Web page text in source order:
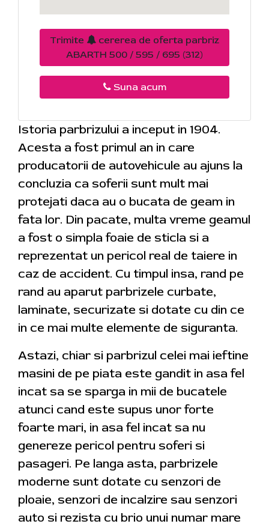
Trimite
cererea de oferta parbriz
ABARTH 500 / 595 / 695 (312)
Suna acum
Istoria parbrizului a inceput in 1904.
Acesta a fost primul an in care
producatorii de autovehicule au ajuns la
concluzia ca soferii sunt mult mai
protejati daca au o bucata de geam in
fata lor. Din pacate, multa vreme geamul
a fost o simpla foaie de sticla si a
reprezentat un pericol real de taiere in
caz de accident. Cu timpul insa, rand pe
rand au aparut parbrizele curbate,
laminate, securizate si dotate cu din ce
in ce mai multe elemente de siguranta.
Astazi, chiar si parbrizul celei mai ieftine
masini de pe piata este gandit in asa fel
incat sa se sparga in mii de bucatele
atunci cand este supus unor forte
foarte mari, in asa fel incat sa nu
genereze pericol pentru soferi si
pasageri. Pe langa asta, parbrizele
moderne sunt dotate cu senzori de
ploaie, senzori de incalzire sau senzori
auto si rezista cu brio unui numar mare